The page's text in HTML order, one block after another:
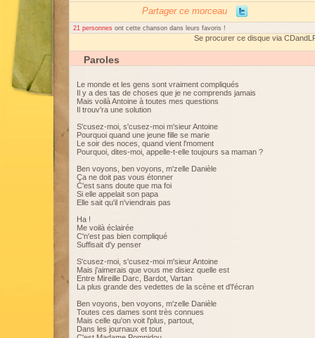
Partager ce morceau
21 personnes ont cette chanson dans leurs favoris !
Se procurer ce disque via
Paroles
Le monde et les gens sont vraiment compliqués
Il y a des tas de choses que je ne comprends jamais
Mais voilà Antoine à toutes mes questions
Il trouv'ra une solution
S'cusez-moi, s'cusez-moi m'sieur Antoine
Pourquoi quand une jeune fille se marie
Le soir des noces, quand vient l'moment
Pourquoi, dites-moi, appelle-t-elle toujours sa maman ?
Ben voyons, ben voyons, m'zelle Danièle
Ça ne doit pas vous étonner
C'est sans doute que ma foi
Si elle appelait son papa
Elle sait qu'il n'viendrais pas
Ha !
Me voilà éclairée
C'n'est pas bien compliqué
Suffisait d'y penser
S'cusez-moi, s'cusez-moi m'sieur Antoine
Mais j'aimerais que vous me disiez quelle est
Entre Mireille Darc, Bardot, Vartan
La plus grande des vedettes de la scène et d'l'écran
Ben voyons, ben voyons, m'zelle Danièle
Toutes ces dames sont très connues
Mais celle qu'on voit l'plus, partout,
Dans les journaux et tout